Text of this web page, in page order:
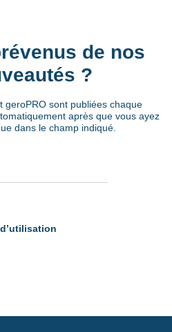
de nos
?
geroPRO sont publiées chaque
après que vous ayez
dans le champ indiqué.